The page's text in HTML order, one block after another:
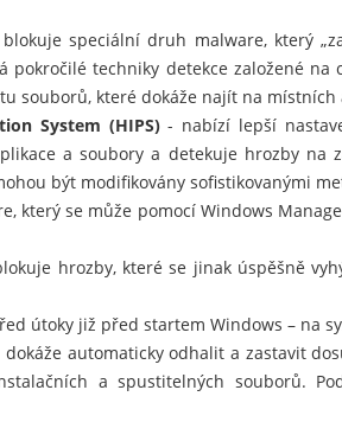
speciální druh malware, který
pokročilé techniky detekce založené
souborů, které dokáže najít na místních
System (HIPS)- nabízí lepší
a soubory a detekuje hrozby
být modifikovány sofistikovanými
který se může pomocí Windows
hrozby, které se jinak úspěšně
útoky již před startem Windows – na
automaticky odhalit a zastavit
a spustitelných souborů.